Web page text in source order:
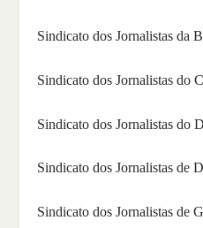
Sindicato dos Jornalistas da
Sindicato dos Jornalistas do
Sindicato dos Jornalistas do
Sindicato dos Jornalistas de
Sindicato dos Jornalistas de